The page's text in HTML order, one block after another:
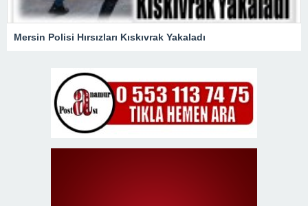
Mersin Polisi Hırsızları Kıskıvrak Yakaladı